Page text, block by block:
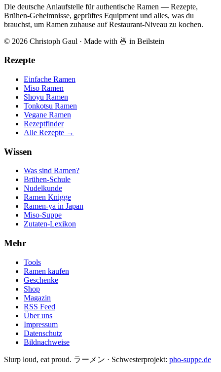
Die deutsche Anlaufstelle für authentische Ramen — Rezepte,
Brühen-Geheimnisse, geprüftes Equipment und alles, was du
brauchst, um Ramen zuhause auf Restaurant-Niveau zu kochen.
© 2026 Christoph Gaul · Made with 🍜 in Beilstein
Rezepte
Einfache Ramen
Miso Ramen
Shoyu Ramen
Tonkotsu Ramen
Vegane Ramen
Rezeptfinder
Alle Rezepte →
Wissen
Was sind Ramen?
Brühen-Schule
Nudelkunde
Ramen Knigge
Ramen-ya in Japan
Miso-Suppe
Zutaten-Lexikon
Mehr
Tools
Ramen kaufen
Geschenke
Shop
Magazin
RSS Feed
Über uns
Impressum
Datenschutz
Bildnachweise
Slurp loud, eat proud. ラーメン · Schwesterprojekt: pho-suppe.de